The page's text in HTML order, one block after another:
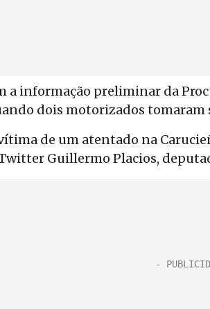
a informação preliminar da
dois motorizados tomaram
de um atentado na
Guillermo Placios,